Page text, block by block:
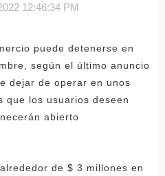
12:46:34 PM
puede detenerse en
según el último anuncio
dejar de operar en unos
que los usuarios deseen
abierto
de $ 3 millones en